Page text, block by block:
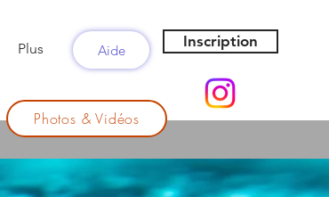
Plus Aide Inscription
Photos & Vidéos